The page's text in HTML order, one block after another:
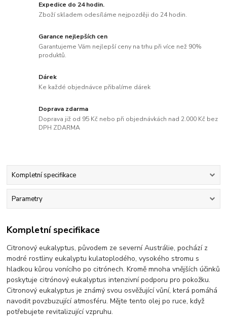
Expedice do 24 hodin.
Zboží skladem odesíláme nejpozději do 24 hodin.
Garance nejlepších cen
Garantujeme Vám nejlepší ceny na trhu při více než 90%
produktů.
Dárek
Ke každé objednávce přibalíme dárek
Doprava zdarma
Doprava již od 95 Kč nebo při objednávkách nad 2.000 Kč bez
DPH ZDARMA
Kompletní specifikace
Parametry
Kompletní specifikace
Citronový eukalyptus, původem ze severní Austrálie, pochází z
modré rostliny eukalyptu kulatoplodého, vysokého stromu s
hladkou kůrou vonícího po citrónech. Kromě mnoha vnějších účinků
poskytuje citrónový eukalyptus intenzivní podporu pro pokožku.
Citronový eukalyptus je známý svou osvěžující vůní, která pomáhá
navodit povzbuzující atmosféru. Mějte tento olej po ruce, když
potřebujete revitalizující vzpruhu.